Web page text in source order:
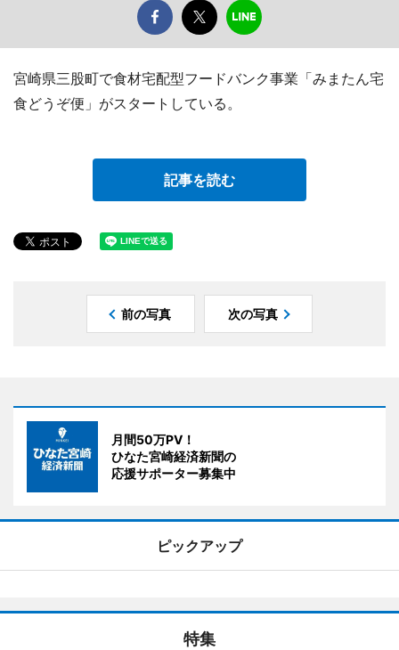
宮崎県三股町で食材宅配型フードバンク事業「みまたん宅
食どうぞ便」がスタートしている。
記事を読む
前の写真 次の写真
月間50万PV！
ひなた宮崎経済新聞の
応援サポーター募集中
ピックアップ
特集